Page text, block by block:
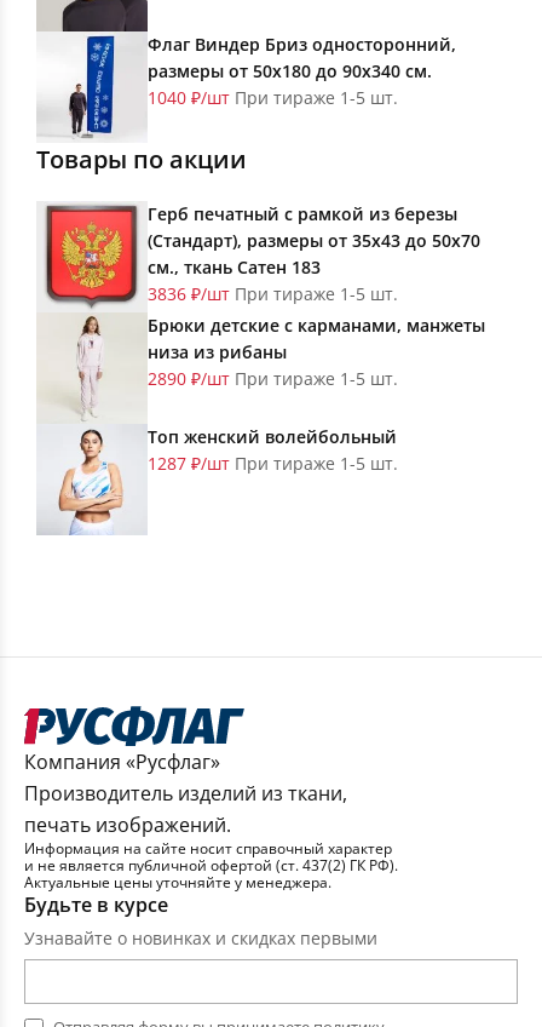
Флаг Виндер Бриз односторонний,
размеры от 50х180 до 90х340 см.
1040 ₽/шт При тираже 1-5 шт.
Товары по акции
Герб печатный с рамкой из березы
(Стандарт), размеры от 35х43 до 50х70
см., ткань Сатен 183
3836 ₽/шт При тираже 1-5 шт.
Брюки детские с карманами, манжеты
низа из рибаны
2890 ₽/шт При тираже 1-5 шт.
Топ женский волейбольный
1287 ₽/шт При тираже 1-5 шт.
Компания «Русфлаг»
Производитель изделий из ткани,
печать изображений.
Информация на сайте носит справочный характер
и не является публичной офертой (ст. 437(2) ГК РФ).
Актуальные цены уточняйте у менеджера.
Будьте в курсе
Узнавайте о новинках и скидках первыми